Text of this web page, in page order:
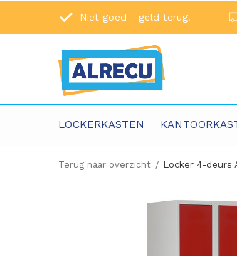
LOCKERKASTEN
Niet goed - geld terug!
Terug naar overzicht Locker 4-deurs